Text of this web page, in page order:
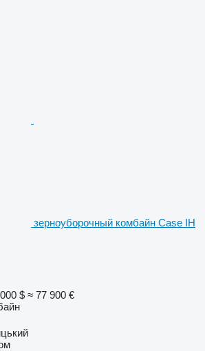
зерноуборочный комбайн Case IH
$ ≈ 77 900 €